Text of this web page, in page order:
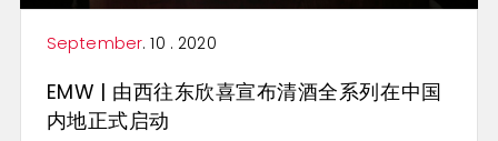
September. 10 . 2020
EMW | 由西往东欣喜宣布清酒全系列在中国
内地正式启动